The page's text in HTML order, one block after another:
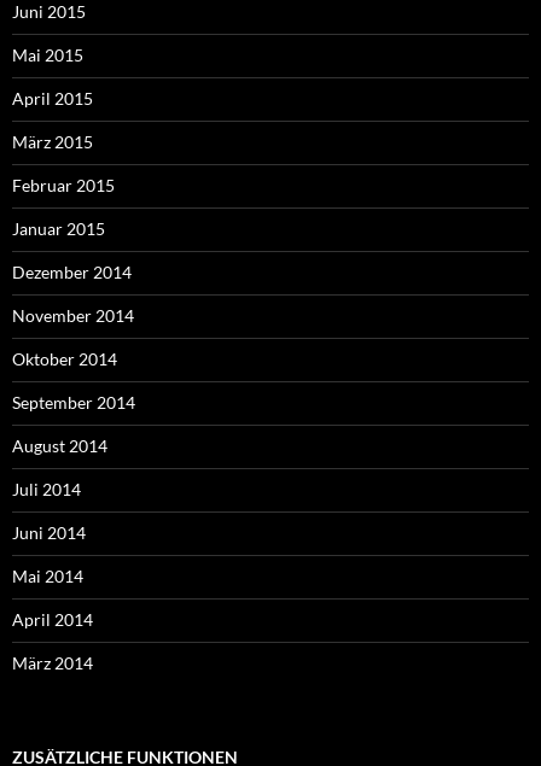
Juni 2015
Mai 2015
April 2015
März 2015
Februar 2015
Januar 2015
Dezember 2014
November 2014
Oktober 2014
September 2014
August 2014
Juli 2014
Juni 2014
Mai 2014
April 2014
März 2014
ZUSÄTZLICHE FUNKTIONEN